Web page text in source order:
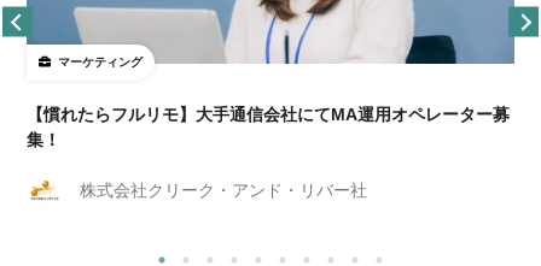
マーケティング
【慣れたらフルリモ】大手通信会社にてMA運用オペレーター募
集！
株式会社クリーク・アンド・リバー社